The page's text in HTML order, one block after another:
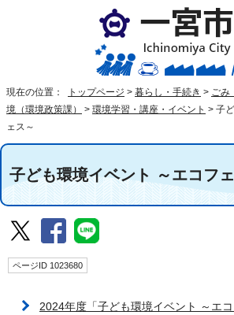
現在の位置： トップページ > 暮らし・手続き > ごみ
境（環境政策課）
> 環境学習・講座・イベント > 子
ェス～
子ども環境イベント ～エコフ
ページID 1023680
2024年度「子ども環境イベント ～エ